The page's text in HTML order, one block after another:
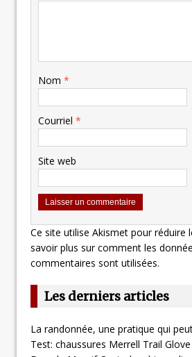
Nom *
Courriel *
Site web
Ce site utilise Akismet pour réduire
savoir plus sur comment les
commentaires sont utilisées.
Les derniers articles
La randonnée, une pratique qui
Test: chaussures Merrell Trail